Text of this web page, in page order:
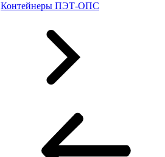
Контейнеры ПЭТ-ОПС